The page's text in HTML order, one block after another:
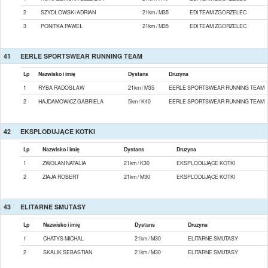
2
SZYDŁOWSKI ADRIAN 21km / M35
EDI TEAM ZGORZELEC
3
PONITKA PAWEŁ 21km / M35 EDI TEAM ZGORZELEC
41 EERLE SPORTSWEAR RUNNING TEAM
Lp Nazwisko i imię Dystans
Druzyna
1
RYBA RADOSŁAW 21km / M35
EERLE SPORTSWEAR RUNNING TEAM
2
HAJDAMOWICZ GABRIELA 5km / K40 EERLE SPORTSWEAR RUNNING TEAM
42 EKSPLODUJĄCE KOTKI
Lp Nazwisko i imię Dystans
Druzyna
1
ZWOLAN NATALIA 21km / K30
EKSPLODUJĄCE KOTKI
2
ZIAJA ROBERT 21km / M30 EKSPLODUJĄCE KOTKI
43 ELITARNE SMUTASY
Lp Nazwisko i imię Dystans
Druzyna
1
CHATYS MICHAL 21km / M30
ELITARNE SMUTASY
2
SKALIK SEBASTIAN 21km / M30 ELITARNE SMUTASY